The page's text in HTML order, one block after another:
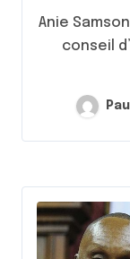
Anie Samson, maire de VSMP Les membres du
conseil